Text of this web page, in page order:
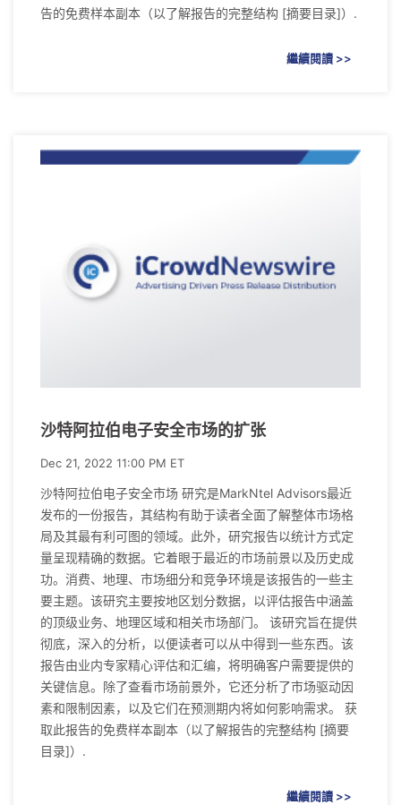
告的免费样本副本（以了解报告的完整结构 [摘要目录]）.
繼續閱讀 >>
沙特阿拉伯电子安全市场的扩张
Dec 21, 2022 11:00 PM ET
沙特阿拉伯电子安全市场 研究是MarkNtel Advisors最近
发布的一份报告，其结构有助于读者全面了解整体市场格
局及其最有利可图的领域。此外，研究报告以统计方式定
量呈现精确的数据。它着眼于最近的市场前景以及历史成
功。消费、地理、市场细分和竞争环境是该报告的一些主
要主题。该研究主要按地区划分数据，以评估报告中涵盖
的顶级业务、地理区域和相关市场部门。 该研究旨在提供
彻底，深入的分析，以便读者可以从中得到一些东西。该
报告由业内专家精心评估和汇编，将明确客户需要提供的
关键信息。除了查看市场前景外，它还分析了市场驱动因
素和限制因素，以及它们在预测期内将如何影响需求。 获
取此报告的免费样本副本（以了解报告的完整结构 [摘要
目录]）.
繼續閱讀 >>